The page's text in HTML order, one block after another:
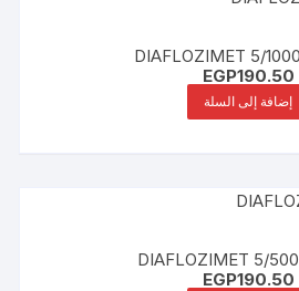
DIAFLOZIMET 5/
EGP190.50
إضافة إلى السلة
DIAFLOZIMET 5/
EGP190.50